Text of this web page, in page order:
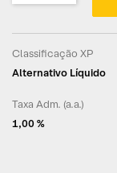
Classificação XP
Alternativo Líquido
Taxa Adm. (a.a.)
1,00 %